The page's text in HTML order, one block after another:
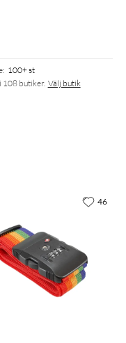
: 100+ st
108 butiker. Välj butik
46